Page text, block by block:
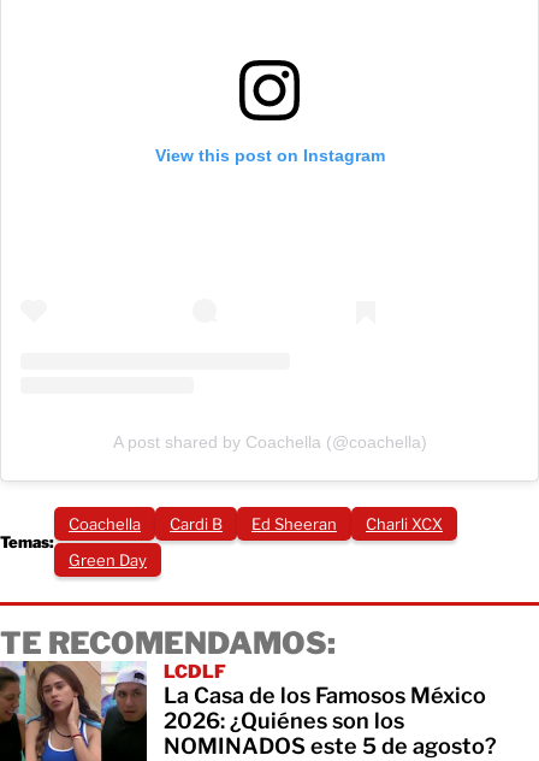
View this post on Instagram
A post shared by Coachella (@coachella)
Temas:
Coachella Cardi B Ed Sheeran
Charli XCX
Green Day
TE RECOMENDAMOS:
LCDLF
La Casa de los Famosos México
2026: ¿Quiénes son los
NOMINADOS este 5 de agosto?